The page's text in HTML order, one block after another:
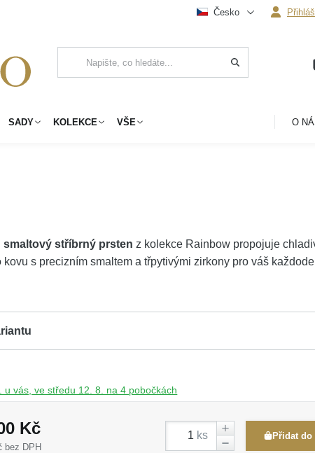
Česko
SADY KOLEKCE VŠE O
smaltový stříbrný prsten z kolekce Rainbow propojuje
kovu s precizním smaltem a třpytivými zirkony pro váš
u vás, ve středu 12. 8. na 4 pobočkách
Kč
bez DPH
ks Přidat do